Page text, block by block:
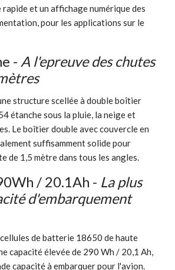
rapide et un affichage numérique des
pour les applications sur le
- A l'epreuve des chutes
structure scellée à double boîtier
étanche sous la pluie, la neige et
Le boîtier double avec couvercle en
suffisamment solide pour
de 1,5 mètre dans tous les angles.
/ 20.1Ah - La plus
d'embarquement
de batterie 18650 de haute
capacité élevée de 290 Wh / 20,1 Ah,
capacité à embarquer pour l'avion.